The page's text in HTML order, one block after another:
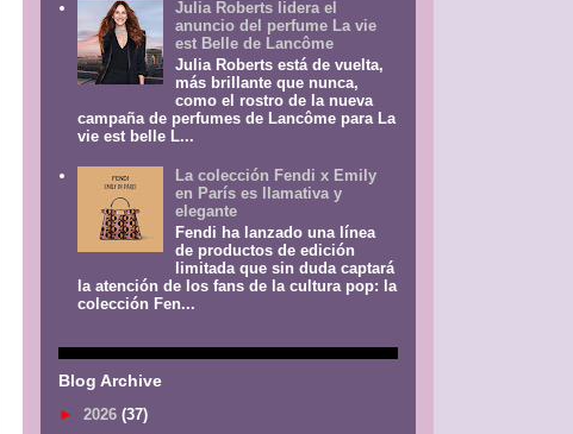
Julia Roberts lidera el
anuncio del perfume La vie
est Belle de Lancôme
Julia Roberts está de vuelta,
más brillante que nunca,
como el rostro de la nueva
campaña de perfumes de Lancôme para La
vie est belle L...
La colección Fendi x Emily
en París es llamativa y
elegante
Fendi ha lanzado una línea
de productos de edición
limitada que sin duda captará
la atención de los fans de la cultura pop: la
colección Fen...
Blog Archive
► 2026 (37)